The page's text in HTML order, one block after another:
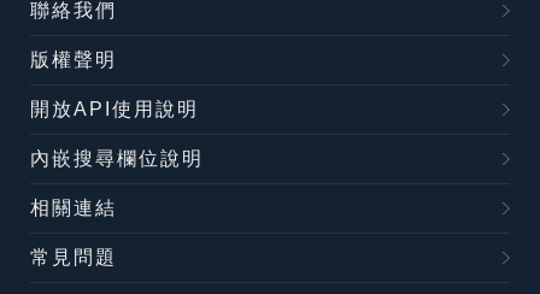
聯絡我們
版權聲明
開放API使用說明
內嵌搜尋欄位說明
相關連結
常見問題